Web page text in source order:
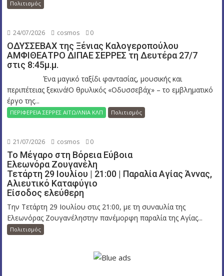
Πολιτισμός
24/07/2026 cosmos 0
ΟΔΥΣΣΕΒΑΧ της Ξένιας Καλογεροπούλου
ΑΜΦΙΘΕΑΤΡΟ ΔΙΠΑΕ ΣΕΡΡΕΣ τη Δευτέρα 27/7
στις 8:45μ.μ.
Ένα μαγικό ταξίδι φαντασίας, μουσικής και
περιπέτειας ξεκινά!Ο θρυλικός «Οδυσσεβάχ» – το εμβληματικό
έργο της...
ΠΕΡΙΦΕΡΕΙΑ ΣΕΡΡΕΣ ΑΙΤΩ/ΛΝΙΑ ΚΛΠ Πολιτισμός
21/07/2026 cosmos 0
Το Μέγαρο στη Βόρεια Εύβοια
Ελεωνόρα Ζουγανέλη
Τετάρτη 29 Ιουλίου | 21:00 | Παραλία Αγίας Άννας,
Αλιευτικό Καταφύγιο
Είσοδος ελεύθερη
Την Τετάρτη 29 Ιουλίου στις 21:00, με τη συναυλία της
Ελεωνόρας Ζουγανέληστην πανέμορφη παραλία της Αγίας...
Πολιτισμός